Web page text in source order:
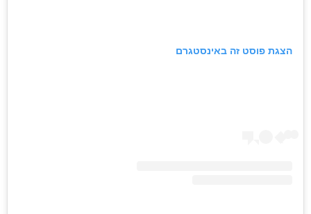
הצגת פוסט זה באינסטגרם